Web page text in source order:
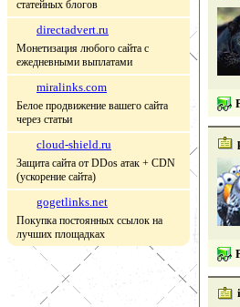
статейных блогов
directadvert.ru
Монетизация любого сайта с
ежедневными выплатами
miralinks.com
Белое продвижение вашего сайта
через статьи
cloud-shield.ru
Защита сайта от DDos атак + CDN
(ускорение сайта)
gogetlinks.net
Покупка постоянных ссылок на
лучших площадках